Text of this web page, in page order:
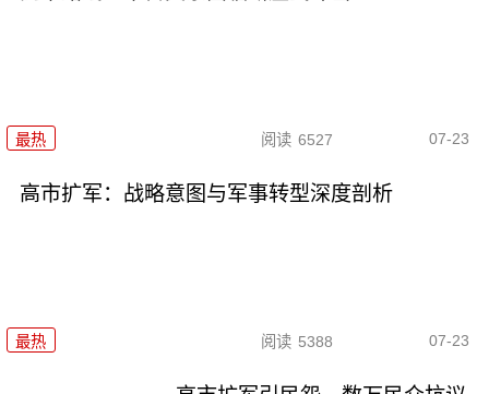
最热 阅读 6527 07-23
高市扩军：战略意图与军事转型深度剖析
最热 阅读 5388 07-23